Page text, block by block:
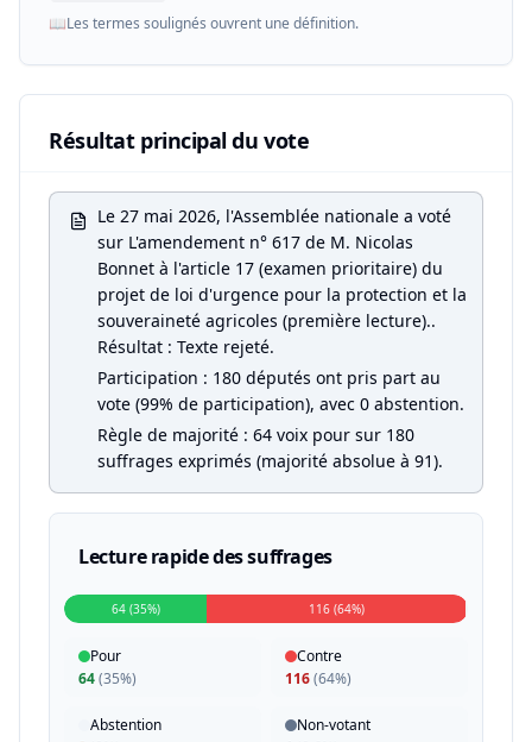
📖Les termes soulignés ouvrent une définition.
Résultat principal du vote
Le 27 mai 2026, l'Assemblée nationale a voté
sur L'amendement n° 617 de M. Nicolas
Bonnet à l'article 17 (examen prioritaire) du
projet de loi d'urgence pour la protection et la
souveraineté agricoles (première lecture)..
Résultat : Texte rejeté.
Participation : 180 députés ont pris part au
vote (99% de participation), avec 0 abstention.
Règle de majorité : 64 voix pour sur 180
suffrages exprimés (majorité absolue à 91).
Lecture rapide des suffrages
64 (35%) 116 (64%)
Pour
64(35%)
Contre
116(64%)
Abstention
Non-votant